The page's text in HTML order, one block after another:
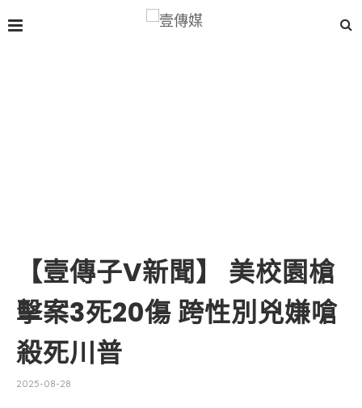
【壹傳子V新聞】 美校園槍
擊案3死20傷 跨性別兇嫌嗆
殺死川普
2025-08-28